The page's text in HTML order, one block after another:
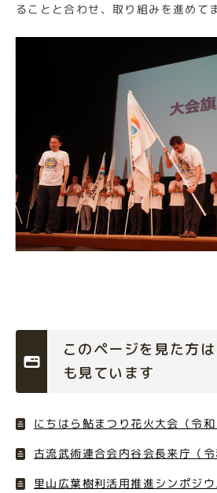
ることと合わせ、取り組みを進めて
このページを見た方
も見ています
にちはら鮎まつり花火大会（令
古流武術連合会内谷会長来庁（
里山広葉樹利活用推進シンポジ